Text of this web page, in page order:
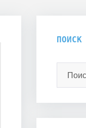
ПОИСК